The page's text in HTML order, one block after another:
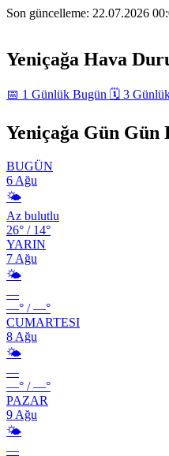
Son güncelleme: 22.07.2026
+
Yeniçağa Hava
📅 1 Günlük Bugün 🗓️ 3
Yeniçağa Gün Gün
BUGÜN
6 Ağu
🌤️
Az bulutlu
26° / 14°
YARIN
7 Ağu
🌤️
—
—° / —°
CUMARTESI
8 Ağu
🌤️
—
—° / —°
PAZAR
9 Ağu
🌤️
—